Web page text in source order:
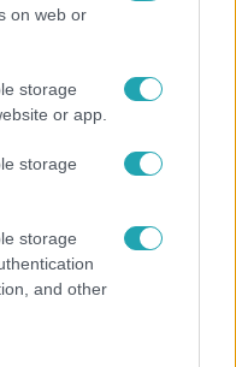
on web or
storage
or app.
storage
storage
and other
viszonyáról. Ebben
életre szóló
és milyen érzés volt
este 20 órától a